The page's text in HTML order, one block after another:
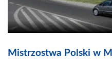
Mistrzostwa Polski w